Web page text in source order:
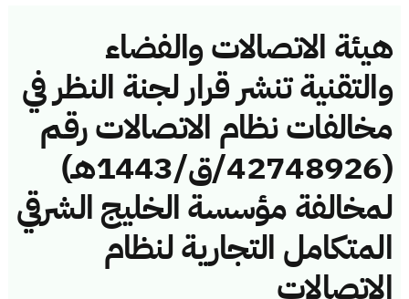
هيئة الاتصالات والفضاء
والتقنية تنشر قرار لجنة النظر في
مخالفات نظام الاتصالات رقم
(42748926/ق/1443هـ)
لمخالفة مؤسسة الخليج الشرقي
المتكامل التجارية لنظام
الاتصالات